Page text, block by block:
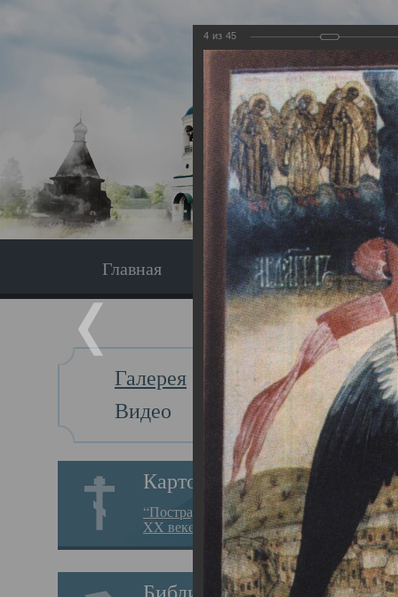
Главная Экскурсия
Галерея
Видео
Картотека
“Пострадавшие за веру в
XX веке на Севере”
Главная
4 из 45